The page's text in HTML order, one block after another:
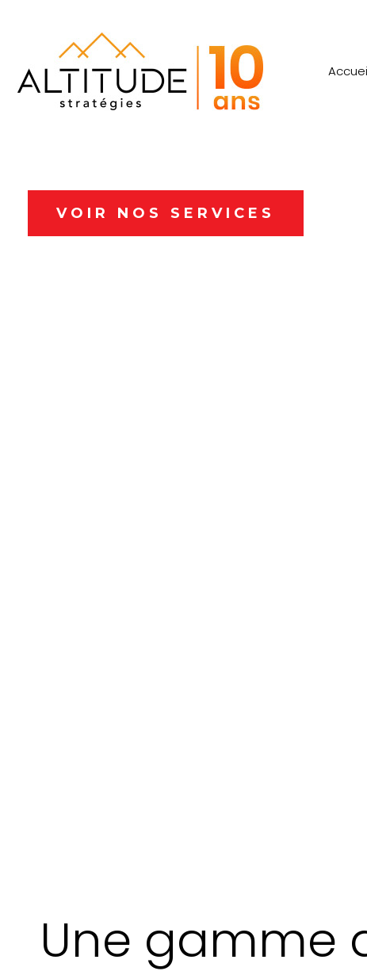
VOIR NOS SERVICES
Une gamme